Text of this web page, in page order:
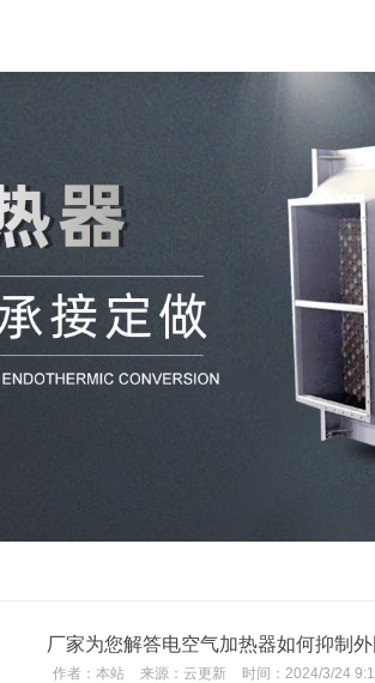
厂家为您解答电空气加热器如何抑制
作者： 本站 来源： 云更新 时间： 2024/3/24